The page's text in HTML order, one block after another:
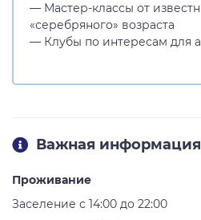
— Мастер-классы от
«серебряного» возраста
— Клубы по интересам для
Важная информация
Проживание
Заселение с 14:00 до 22:00